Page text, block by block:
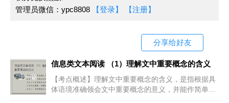
偏概全,混淆整体与局部。④主次颠倒，混淆主要与次
戴。⑦逻辑顺序混淆。⑧已然未然混淆。⑨无中生有
和解题质量。
【答题误区】
管理员微信：ypc8808
【登录】 【注册】
分享给好友
上一篇
信息类文本阅读 （1）理解文中重要概念的含义
【考点概述】理解文中重要概念的含义，是指根据具
体语境准确领会文中重要概念的意义，并能作简单的